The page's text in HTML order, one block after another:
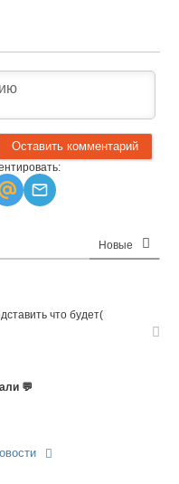
Новые
что будет(
💬